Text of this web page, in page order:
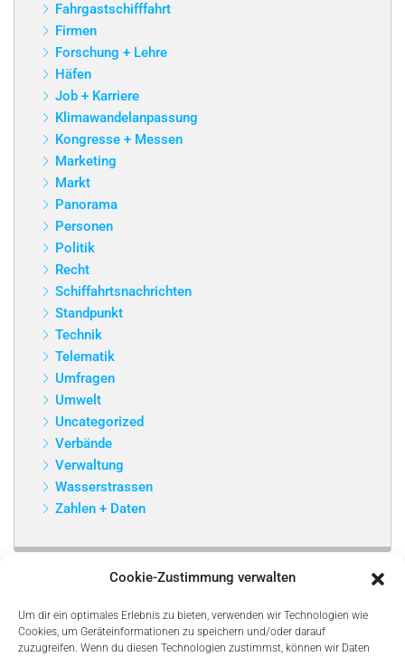
Cookie-Zustimmung verwalten
Um dir ein optimales Erlebnis zu bieten, verwenden wir Technologien wie
Cookies, um Geräteinformationen zu speichern und/oder darauf
zuzugreifen. Wenn du diesen Technologien zustimmst, können wir Daten
Fahrgastschifffahrt
Firmen
Forschung + Lehre
Häfen
Job + Karriere
Klimawandelanpassung
Kongresse + Messen
Marketing
Markt
Panorama
Personen
Politik
Recht
Schiffahrtsnachrichten
Standpunkt
Technik
Telematik
Umfragen
Umwelt
Uncategorized
Verbände
Verwaltung
Wasserstrassen
Zahlen + Daten